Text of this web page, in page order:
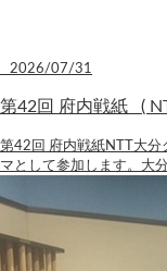
2026/07/31
第42回 府内戦紙 (
第42回 府内戦紙NTT大分
マとして参加します。大